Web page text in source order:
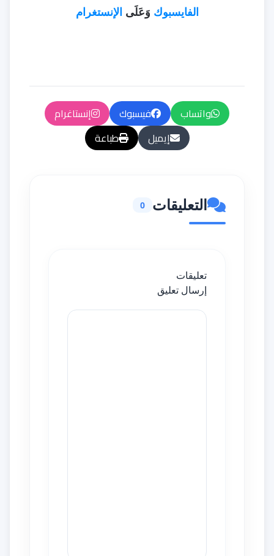
الفايسبوك وَعَلَى الإنستغرام
واتساب فيسبوك
إنستاغرام
إيميل
طباعة
التعليقات 0
تعليقات
إرسال تعليق